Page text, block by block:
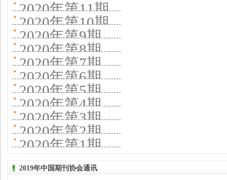
2020年第11期
2020年第10期
2020年第9期
2020年第8期
2020年第7期
2020年第6期
2020年第5期
2020年第4期
2020年第3期
2020年第2期
2020年第1期
2019年中国期刊协会通讯